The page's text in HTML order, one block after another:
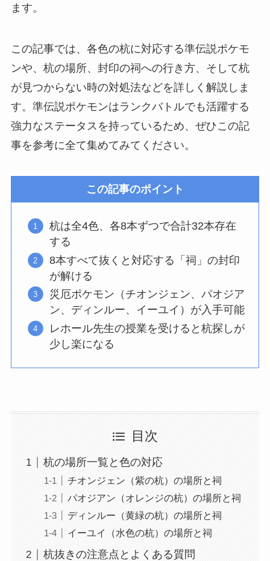
ます。
この記事では、各色の杭に対応する準伝説ポケモ
ンや、杭の場所、封印の祠への行き方、そして杭
が見つからない時の対処法などを詳しく解説しま
す。準伝説ポケモンはランクバトルでも活躍する
強力なステータスを持っているため、ぜひこの記
事を参考に全て集めてみてください。
この記事のポイント
杭は全4色、各8本ずつで合計32本存在
する
8本すべて抜くと対応する「祠」の封印
が解ける
災厄ポケモン（チオンジェン、パオジア
ン、ディンルー、イーユイ）が入手可能
レホール先生の授業を受けると杭探しが
少し楽になる
目次
杭の場所一覧と色の対応
チオンジェン（紫の杭）の場所と祠
パオジアン（オレンジの杭）の場所と祠
ディンルー（黄緑の杭）の場所と祠
イーユイ（水色の杭）の場所と祠
杭抜きの注意点とよくある質問